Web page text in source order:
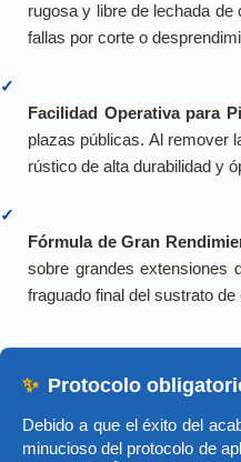
rugosa y libre de lechada
fallas por corte o
✓
Facilidad Operativa para
plazas públicas. Al remover
rústico de alta durabilidad y
✓
Fórmula de Gran
sobre grandes extensiones
fraguado final del sustrato
✨ Protocolo
Debido a que el éxito del
minucioso del protocolo de